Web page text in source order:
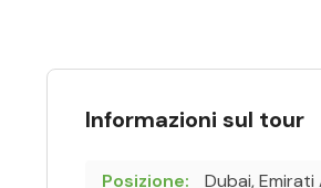
Informazioni sul tour
Posizione: Dubai, Emirati